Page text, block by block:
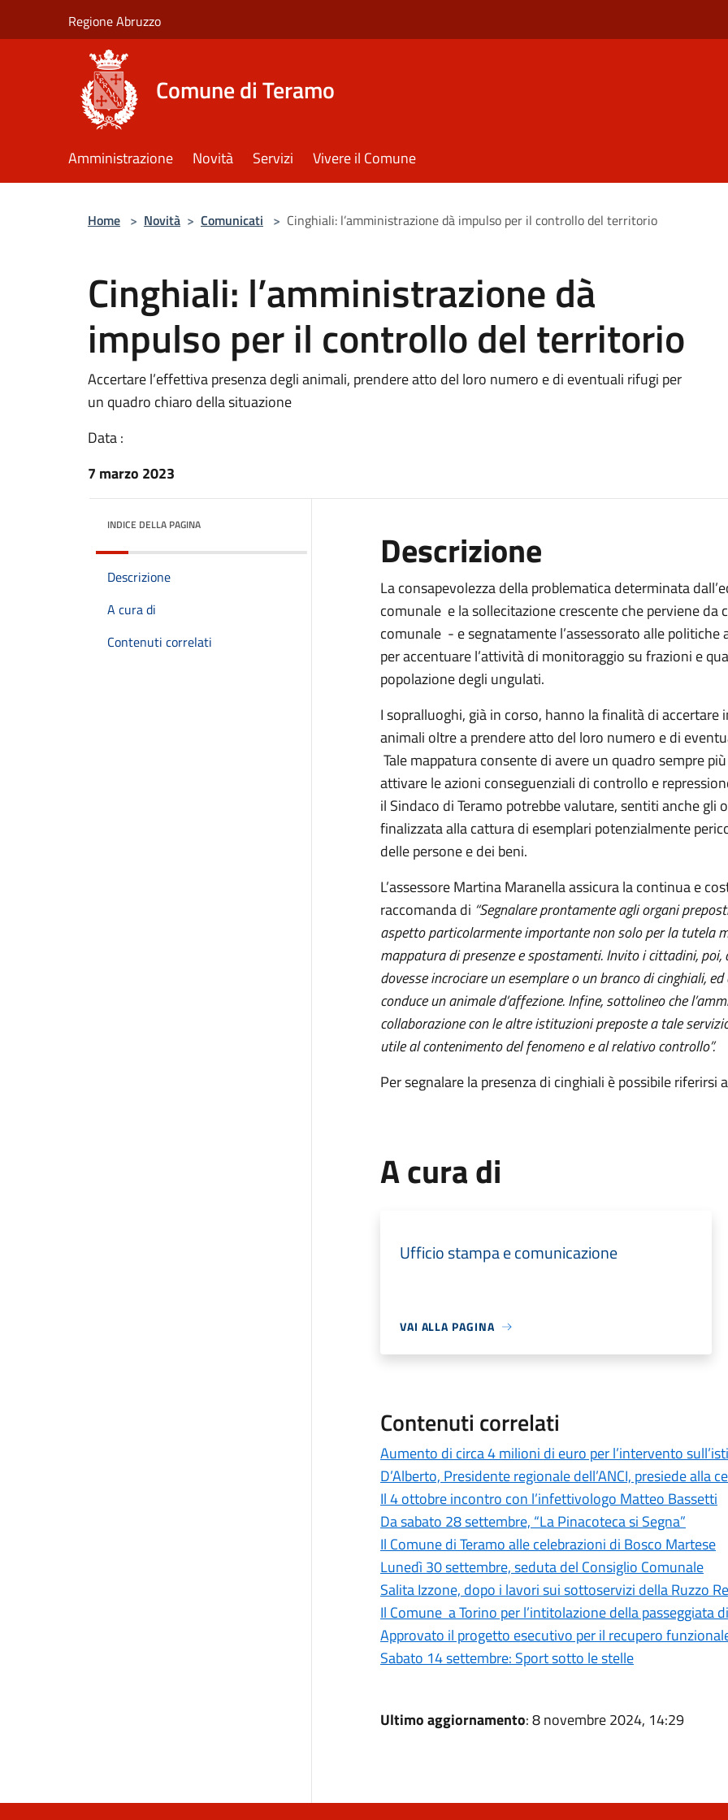
Regione Abruzzo
Comune di Teramo
Amministrazione Novità Servizi Vivere il Comune
Home > Novità > Comunicati > Cinghiali: l’amministrazione dà impulso per il controllo del territorio
Cinghiali: l’amministrazione dà
impulso per il controllo del territorio
Accertare l’effettiva presenza degli animali, prendere atto del loro numero e di eventuali rifugi per
un quadro chiaro della situazione
Data :
7 marzo 2023
INDICE DELLA PAGINA
Descrizione
A cura di
Contenuti correlati
Descrizione
La consapevolezza della problematica determinata
comunale e la sollecitazione crescente che perviene
comunale - e segnatamente l’assessorato alle
per accentuare l’attività di monitoraggio su frazioni e
popolazione degli ungulati.
I sopralluoghi, già in corso, hanno la finalità di
animali oltre a prendere atto del loro numero e di
Tale mappatura consente di avere un quadro sempre
attivare le azioni conseguenziali di controllo e
il Sindaco di Teramo potrebbe valutare, sentiti anche gli
finalizzata alla cattura di esemplari potenzialmente
delle persone e dei beni.
L’assessore Martina Maranella assicura la continua e
raccomanda di “Segnalare prontamente agli organi
aspetto particolarmente importante non solo per la tutela
mappatura di presenze e spostamenti. Invito i cittadini,
dovesse incrociare un esemplare o un branco di cinghiali,
conduce un animale d’affezione. Infine, sottolineo che
collaborazione con le altre istituzioni preposte a tale
utile al contenimento del fenomeno e al relativo controllo”.
Per segnalare la presenza di cinghiali è possibile
A cura di
Ufficio stampa e comunicazione
VAI ALLA PAGINA
Contenuti correlati
Aumento di circa 4 milioni di euro per l’intervento
D’Alberto, Presidente regionale dell’ANCI, presiede alla
Il 4 ottobre incontro con l’infettivologo Matteo Bassetti
Da sabato 28 settembre, “La Pinacoteca si Segna”
Il Comune di Teramo alle celebrazioni di Bosco Martese
Lunedì 30 settembre, seduta del Consiglio Comunale
Salita Izzone, dopo i lavori sui sottoservizi della Ruzzo
Il Comune a Torino per l’intitolazione della passeggiata
Approvato il progetto esecutivo per il recupero
Sabato 14 settembre: Sport sotto le stelle
Ultimo aggiornamento: 8 novembre 2024, 14:29